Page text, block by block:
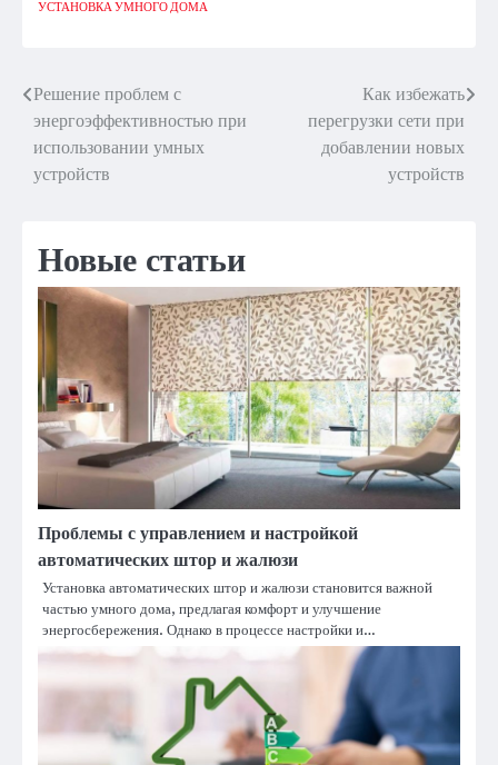
УСТАНОВКА УМНОГО ДОМА
Навигация
по
записям
Решение проблем с
энергоэффективностью при
использовании умных
устройств
Как избежать
перегрузки сети при
добавлении новых
устройств
Новые статьи
Проблемы с управлением и настройкой
автоматических штор и жалюзи
Установка автоматических штор и жалюзи становится важной
частью умного дома, предлагая комфорт и улучшение
энергосбережения. Однако в процессе настройки и…